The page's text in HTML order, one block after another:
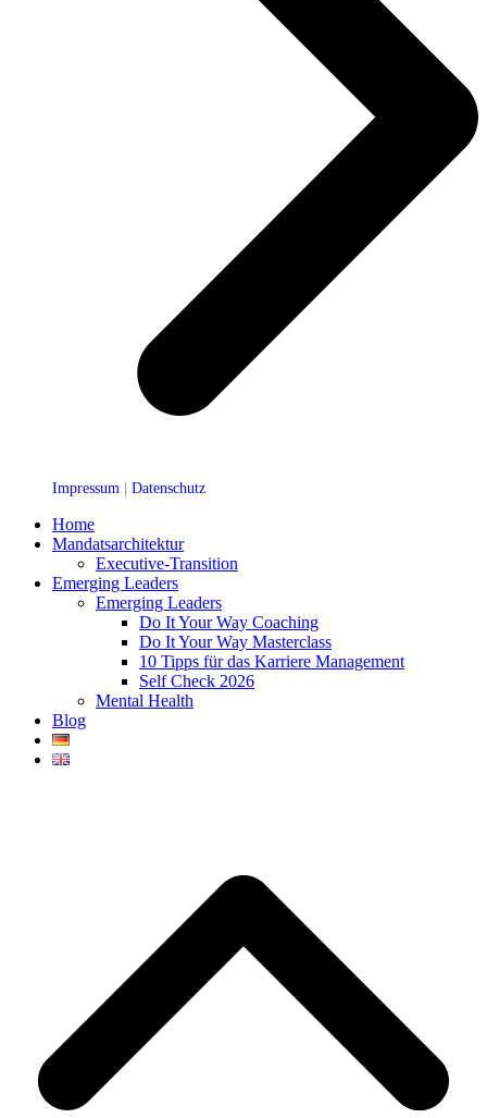
Impressum Datenschutz
Home
Mandatsarchitektur
Executive-Transition
Emerging Leaders
Emerging Leaders
Do It Your Way Coaching
Do It Your Way Masterclass
10 Tipps für das Karriere Management
Self Check 2026
Mental Health
Blog